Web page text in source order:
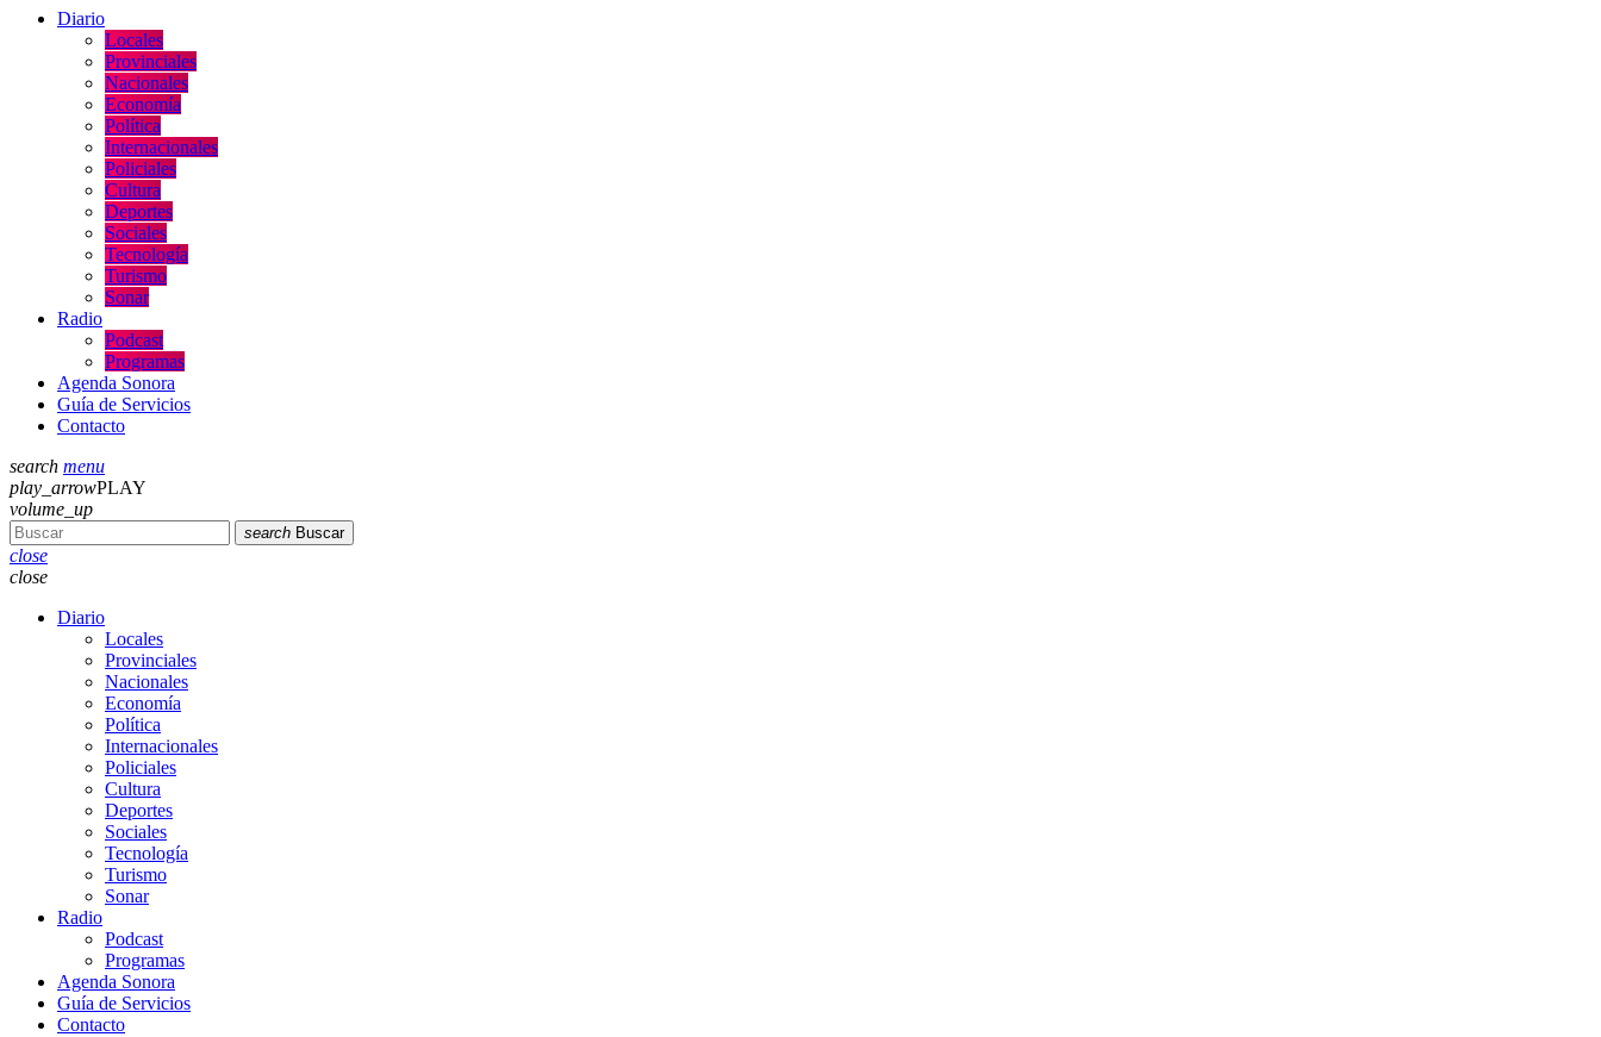
Diario
Locales
Provinciales
Nacionales
Economía
Política
Internacionales
Policiales
Cultura
Deportes
Sociales
Tecnología
Turismo
Sonar
Radio
Podcast
Programas
Agenda Sonora
Guía de Servicios
Contacto
search menu
play_arrowPLAY
volume_up
search Buscar
close
close
Diario
Locales
Provinciales
Nacionales
Economía
Política
Internacionales
Policiales
Cultura
Deportes
Sociales
Tecnología
Turismo
Sonar
Radio
Podcast
Programas
Agenda Sonora
Guía de Servicios
Contacto